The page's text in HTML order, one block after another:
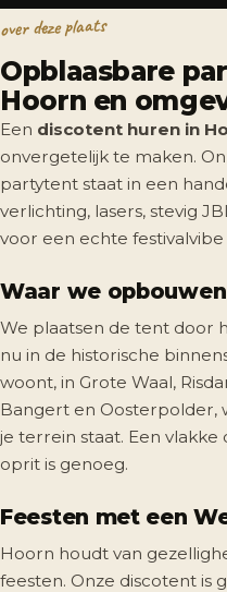
over deze plaats
Opblaasbare
Hoorn en
Een discotent huren in
onvergetelijk te maken.
partytent staat in een
verlichting, lasers, stevig
voor een echte festivalvibe
Waar we
We plaatsen de tent door
nu in de historische
woont, in Grote Waal,
Bangert en Oosterpolder,
je terrein staat. Een
oprit is genoeg.
Feesten met een
Hoorn houdt van
feesten. Onze discotent is